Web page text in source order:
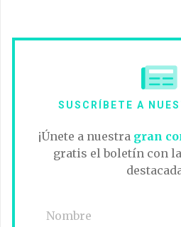
SUSCRÍBETE A
¡Únete a nuestra gran
gratis el boletín con